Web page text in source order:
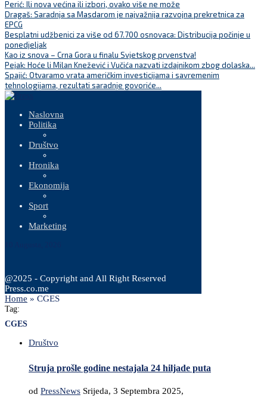
Perić: Ili nova većina ili izbori, ovako više ne može
Dragaš: Saradnja sa Masdarom je najvažnija razvojna prekretnica za
EPCG
Besplatni udžbenici za više od 67.700 osnovaca: Distribucija počinje u
ponedjeljak
Kao iz snova – Crna Gora u finalu Svjetskog prvenstva!
Pejak: Hoće li Milan Knežević i Vučića nazvati izdajnikom zbog dolaska...
Spajić: Otvaramo vrata američkim investicijama i savremenim
tehnologijama, rezultati saradnje govoriće...
Naslovna
Politika
Društvo
Hronika
Ekonomija
Sport
Marketing
@2025 - Copyright and All Right Reserved
Press.co.me
Home » CGES
Tag:
CGES
Društvo
Struja prošle godine nestajala 24 hiljade puta
od PressNews Srijeda, 3 Septembra 2025,